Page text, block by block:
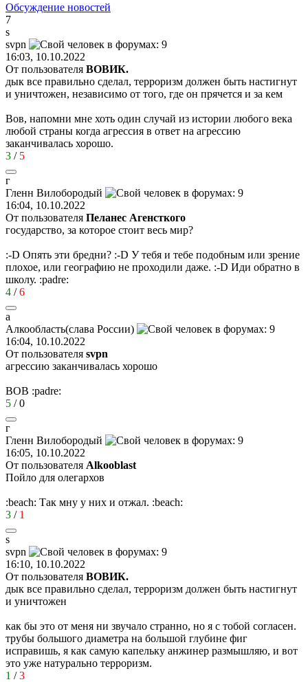
Обсуждение новостей
7
s
svpn
16:03, 10.10.2022
От пользователя ВОВИК.
дык все правильно сделал, терроризм должен быть настигнут
и уничтожен, независимо от того, где он прячется и за кем
Вов, напомни мне хоть один случай из истории любого века
любой страны когда агрессия в ответ на агрессию
заканчивалась хорошо.
3 / 5
г
Гленн Вилобородый
16:04, 10.10.2022
От пользователя Пеланес Агенсткого
государство, за которое стоит весь мир?
:-D Опять эти бредни? :-D У тебя и тебе подобным или зрение
плохое, или географию не проходили даже. :-D Иди обратно в
школу. :padre:
4 /6
а
Алкообласть(слава России)
16:04, 10.10.2022
От пользователя svpn
агрессию заканчивалась хорошо
ВОВ :padre:
5 /0
г
Гленн Вилобородый
16:05, 10.10.2022
От пользователя Alkooblast
Пойло для олегархов
:beach: Так мну у них и отжал. :beach:
3 / 1
s
svpn
16:10, 10.10.2022
От пользователя ВОВИК.
дык все правильно сделал, терроризм должен быть настигнут
и уничтожен
как бы это от меня ни звучало странно, но я с тобой согласен.
трубы большого диаметра на большой глубине фиг
исправишь, я как самую капельку анжинер размышляю, и вот
это уже натурально терроризм.
1 /3